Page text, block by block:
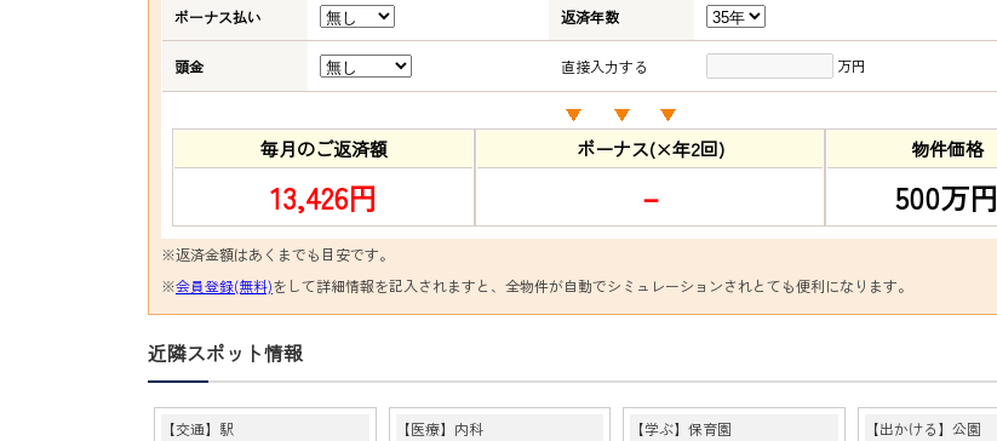
ボーナス払い 返済年数
頭金 直接入力する 万円
毎月のご返済額
13,426円
ボーナス(×年2回)
－
物件価格
500万円
※返済金額はあくまでも目安です。
※会員登録(無料)をして詳細情報を記入されますと、全物件が自動でシミュレーションされとても便利になります。
近隣スポット情報
【交通】駅 【医療】内科 【学ぶ】保育園 【出かける】公園